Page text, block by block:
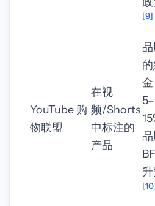
[9]
YouTube 购
物联盟
在视
频/Shorts
中标注的
产品
5–
升